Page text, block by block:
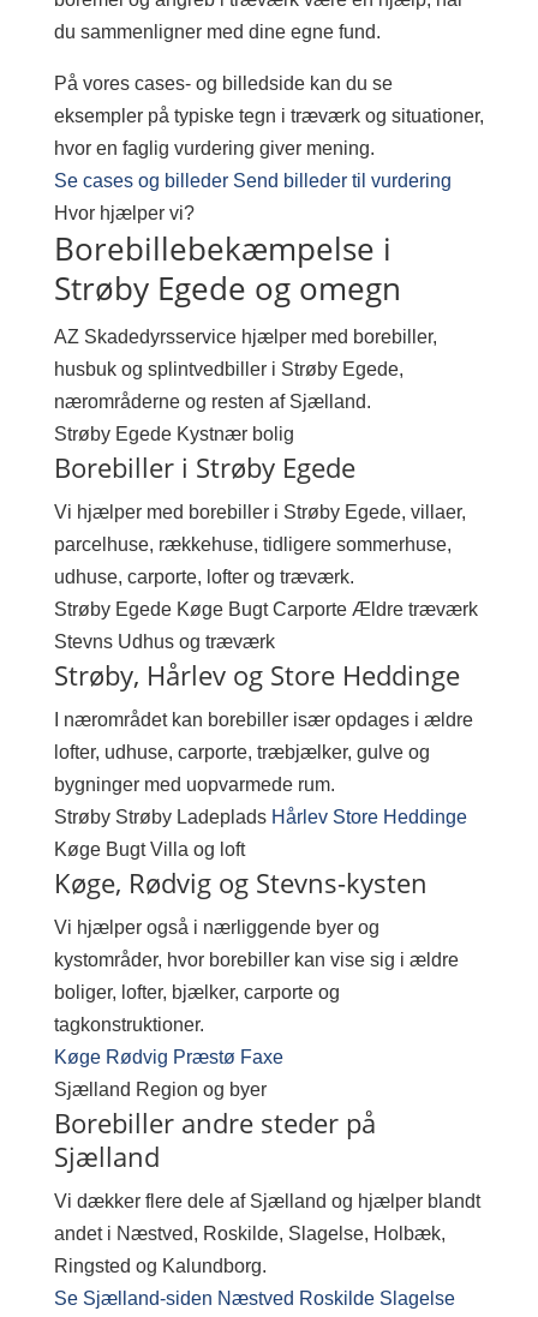
du sammenligner med dine egne fund.
På vores cases- og billedside kan du se
eksempler på typiske tegn i træværk og situationer,
hvor en faglig vurdering giver mening.
Se cases og billeder Send billeder til vurdering
Hvor hjælper vi?
Borebillebekæmpelse i
Strøby Egede og omegn
AZ Skadedyrsservice hjælper med borebiller,
husbuk og splintvedbiller i Strøby Egede,
nærområderne og resten af Sjælland.
Strøby Egede Kystnær bolig
Borebiller i Strøby Egede
Vi hjælper med borebiller i Strøby Egede, villaer,
parcelhuse, rækkehuse, tidligere sommerhuse,
udhuse, carporte, lofter og træværk.
Strøby Egede Køge Bugt Carporte Ældre træværk
Stevns Udhus og træværk
Strøby, Hårlev og Store Heddinge
I nærområdet kan borebiller især opdages i ældre
lofter, udhuse, carporte, træbjælker, gulve og
bygninger med uopvarmede rum.
Strøby Strøby Ladeplads Hårlev Store Heddinge
Køge Bugt Villa og loft
Køge, Rødvig og Stevns-kysten
Vi hjælper også i nærliggende byer og
kystområder, hvor borebiller kan vise sig i ældre
boliger, lofter, bjælker, carporte og
tagkonstruktioner.
Køge Rødvig Præstø Faxe
Sjælland Region og byer
Borebiller andre steder på
Sjælland
Vi dækker flere dele af Sjælland og hjælper blandt
andet i Næstved, Roskilde, Slagelse, Holbæk,
Ringsted og Kalundborg.
Se Sjælland-siden Næstved Roskilde Slagelse